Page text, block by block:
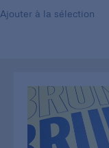
Ajouter à la sélection